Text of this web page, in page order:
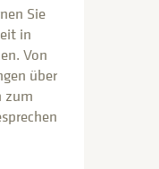
Sie
in
Von
über
zum